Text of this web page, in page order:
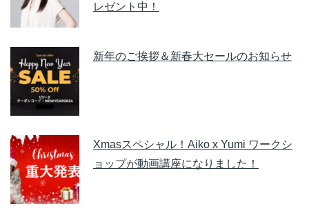
レゼント中！
新年のご挨拶＆新春大セールのお知らせ
Xmasスペシャル！Aiko x Yumi ワークシ
ョップが動画講座になりました！